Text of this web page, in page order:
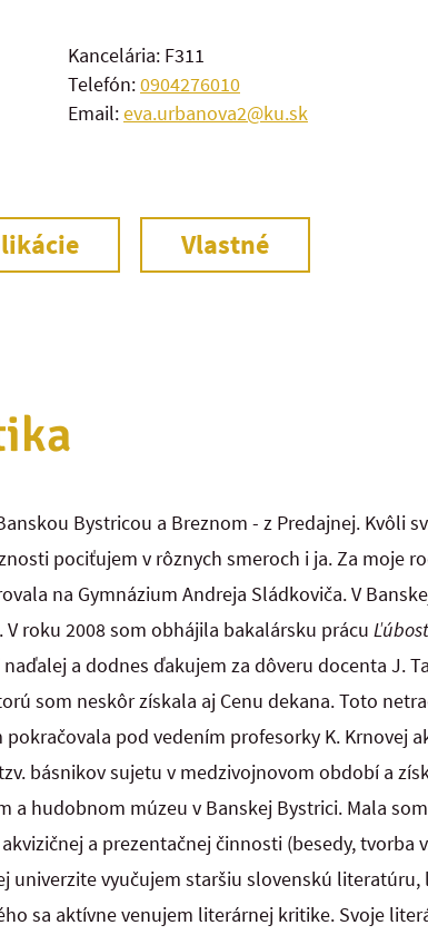
Kancelária: F311
Telefón:0904276010
Email:eva.urbanova2@ku.sk
Vlastné
Bystricou a Breznom - z Predajnej. Kvôli
pociťujem v rôznych smeroch i ja. Za moje
na Gymnázium Andreja Sládkoviča. V
roku 2008 som obhájila bakalársku prácu
a dodnes ďakujem za dôveru docenta J.
som neskôr získala aj Cenu dekana. Toto
pod vedením profesorky K. Krnovej
básnikov sujetu v medzivojnovom období a
hudobnom múzeu v Banskej Bystrici. Mala
a prezentačnej činnosti (besedy,
univerzite vyučujem staršiu slovenskú
sa aktívne venujem literárnej kritike. Svoje